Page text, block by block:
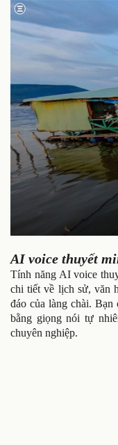
AI voice thuyết
Tính năng AI voice
chi tiết về lịch sử, văn
đáo của làng chài.
bằng giọng nói tự
chuyên nghiệp.